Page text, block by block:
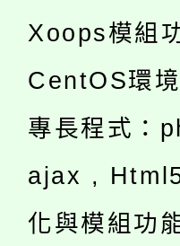
Xoops模組
CentOS環
專長程式
ajax ,
化與模組功